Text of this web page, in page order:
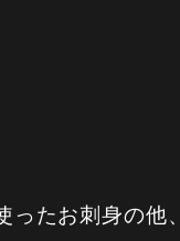
たお刺身の他、